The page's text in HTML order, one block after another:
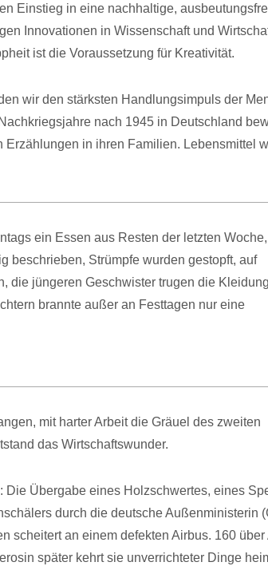
Einstieg in eine nachhaltige,
Innovationen in Wissenschaft und
ist die Voraussetzung für Kreativität.
wir den stärksten Handlungsimpuls der
nach 1945 in Deutschland
in ihren Familien. Lebensmittel
ein Essen aus Resten der letzten Woche,
beschrieben, Strümpfe wurden gestopft, auf
die jüngeren Geschwister trugen die Kleidung
brannte außer an Festtagen nur eine
mit harter Arbeit die Gräuel des zweiten
das Wirtschaftswunder.
Die Übergabe eines Holzschwertes, eines
durch die deutsche Außenministerin
scheitert an einem defekten Airbus. 160 über
später kehrt sie unverrichteter Dinge